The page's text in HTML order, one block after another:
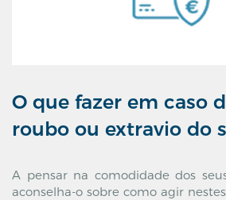
O que fazer em caso
roubo ou extravio do
A pensar na comodidade dos
aconselha-o sobre como agir nestes